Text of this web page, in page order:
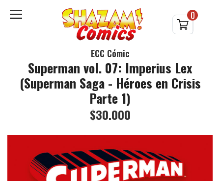
0
ECC Cómic
Superman vol. 07: Imperius Lex
(Superman Saga - Héroes en Crisis
Parte 1)
$30.000